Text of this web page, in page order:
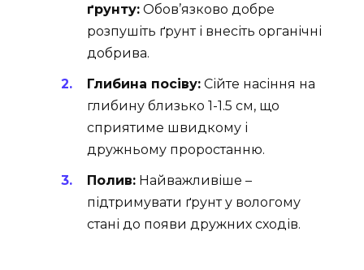
ґрунту: Обов’язково добре
розпушіть ґрунт і внесіть органічні
добрива.
Глибина посіву: Сійте насіння на
глибину близько 1-1.5 см, що
сприятиме швидкому і
дружньому проростанню.
Полив: Найважливіше –
підтримувати ґрунт у вологому
стані до появи дружних сходів.